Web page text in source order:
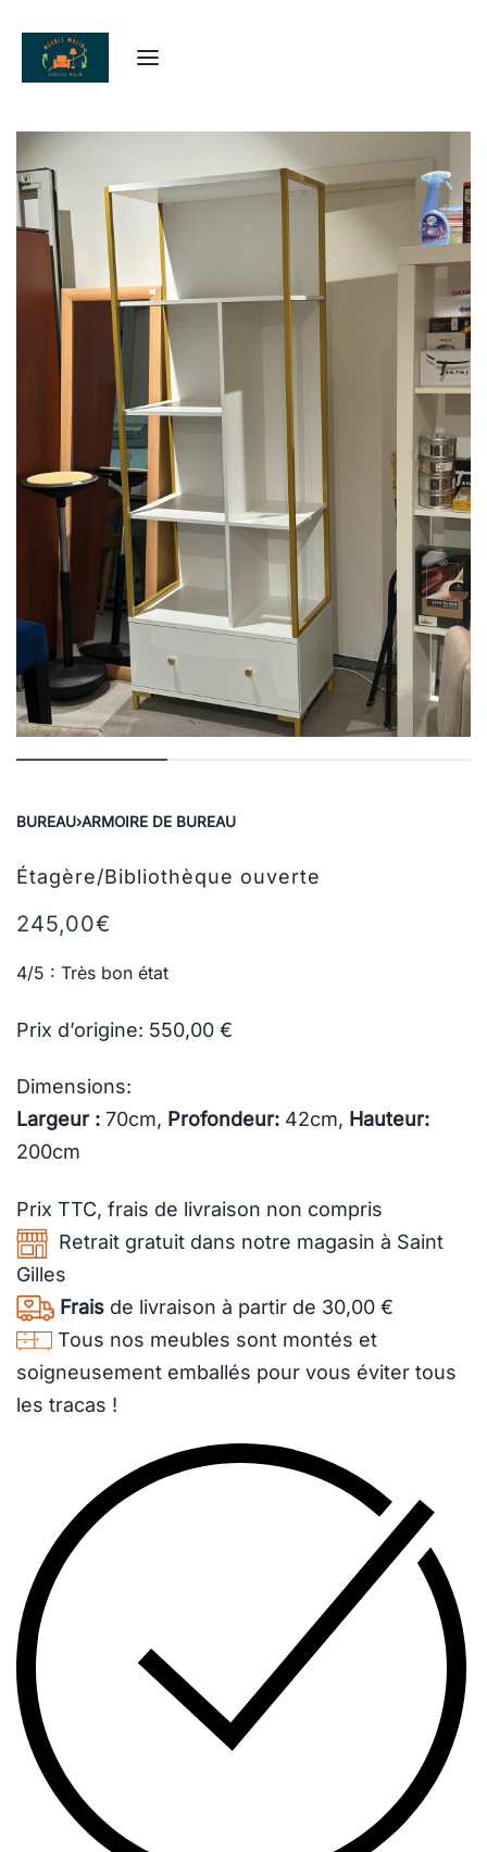
BUREAU›ARMOIRE DE BUREAU
Étagère/Bibliothèque ouverte
245,00€
4/5 : Très bon état
Prix d’origine: 550,00 €
Dimensions:
Largeur : 70cm, Profondeur: 42cm, Hauteur:
200cm
Prix TTC, frais de livraison non compris
Retrait gratuit dans notre magasin à Saint
Gilles
Frais de livraison à partir de 30,00 €
Tous nos meubles sont montés et
soigneusement emballés pour vous éviter tous
les tracas !